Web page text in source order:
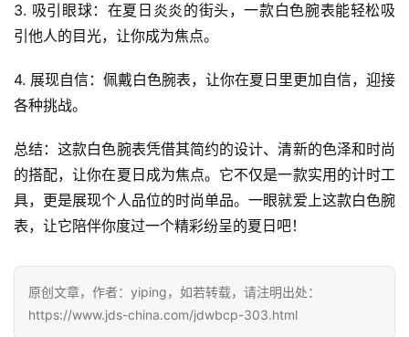
腕
表
3. 吸引眼球：在夏日炎炎的街头，一款白色腕表能轻松吸
引他人的目光，让你成为焦点。
4. 展现自信：佩戴白色腕表，让你在夏日里更加自信，迎接
各种挑战。
总结：这款白色腕表凭借其简约的设计、清新的色泽和时尚
的搭配，让你在夏日成为焦点。它不仅是一款实用的计时工
具，更是展现个人品位的时尚单品。一眼就爱上这款白色腕
表，让它陪伴你度过一个精彩纷呈的夏日吧！
原创文章，作者：yiping，如若转载，请注明出处：
https://www.jds-china.com/jdwbcp-303.html